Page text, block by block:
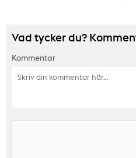
Vad tycker du?
Kommentar